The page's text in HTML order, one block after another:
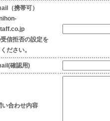
（携帯可）
信拒否の設定を
ださい。
確認用)
い合わせ内容